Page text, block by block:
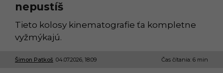
nepustíš
Tieto kolosy kinematografie ťa kompletne
vyžmýkajú.
Šimon Patkoš 04.07.2026, 18:09
0
Čas čítania: 6 min